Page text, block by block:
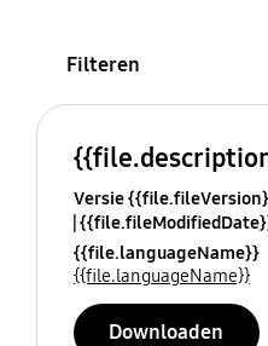
Filteren
Versie
{{file.languageName}}
{{file.languageName}}
Downloaden